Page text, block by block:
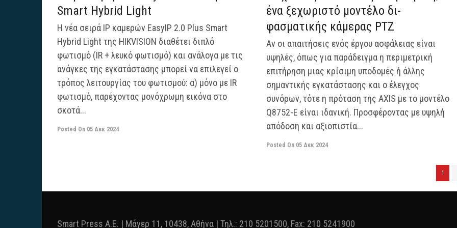
Smart Hybrid Light
Η νέα σειρά IP καμερών EasyIP 2.0 Plus Smart
Hybrid Light της HIKVISION διαθέτει διπλό
φωτισμό (IR + λευκό φωτισμό) και ανάλογα με τις
ανάγκες της εγκατάστασης μπορεί να επιλεγεί ο
τρόπος λειτουργίας του φωτισμού: α) μόνο με IR
φωτισμό, παρέχοντας μονόχρωμη εικόνα στο
σκοτά...
Posted On 05 Δεκ 2024
ένα ξεχωριστό μοντέλο δι-
φασματικής κάμερας PTZ
Αν οι απαιτήσεις ενός έργου ασφάλειας είναι
υψηλές, όπως για παράδειγμα η περιμετρική
επιτήρηση μιας κρίσιμη υποδομές ή άλλης
σημαντικής εγκατάστασης και ο έλεγχος
συνόρων, τότε η πρόταση της AXIS με το μοντέλο
Q8752-E είναι ιδανική. Προσφέροντας με υψηλή
απόδοση και αξιοπιστία...
Posted On 05 Δεκ 2024
1
Smart Press A.E. | Μάγερ 11, 10438, Αθήνα | Τηλ.: 210 5201500, Fax: 210 5241900